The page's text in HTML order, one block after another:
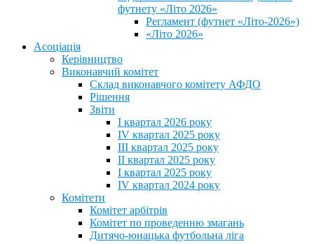
футнету «Літо 2026»
Регламент (футнет «Літо-2026»)
«Літо 2026»
Асоціація
Керівництво
Виконавчий комітет
Склад виконавчого комітету АФДО
Рішення
Звіти
I квартал 2026 року
IV квартал 2025 року
III квартал 2025 року
II квартал 2025 року
I квартал 2025 року
IV квартал 2024 року
Комітети
Комітет арбітрів
Комітет по проведенню змагань
Дитячо-юнацька футбольна ліга